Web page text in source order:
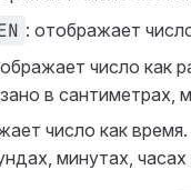
: отображает
число как
в сантиметрах,
число как
минутах, часах